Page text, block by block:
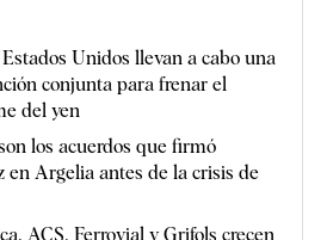
Unidos llevan a cabo una
conjunta para frenar el
del yen
los acuerdos que firmó
en Argelia antes de la crisis de
ACS, Ferrovial y Grifols crecen